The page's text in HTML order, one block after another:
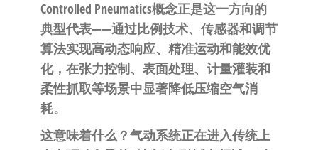
Controlled Pneumatics概念正是这一方向的
典型代表——通过比例技术、传感器和调节
算法实现高动态响应、精准运动和能效优
化，在张力控制、表面处理、计量灌装和
柔性抓取等场景中显著降低压缩空气消
耗。
这意味着什么？气动系统正在进入传统上